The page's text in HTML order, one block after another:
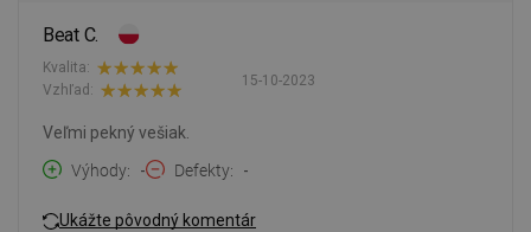
Beat C.
15-10-2023
Kvalita:
Vzhľad:
Veľmi pekný vešiak.
Výhody
- Defekty -
Ukážte pôvodný komentár